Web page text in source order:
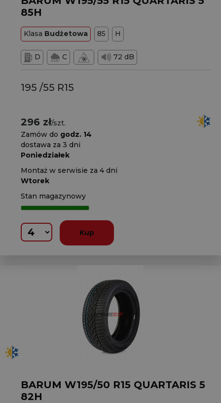
85H
Klasa Budżetowa 85 H
D C 72 dB
195 /55 R15
296 zł/szt.
Zamów do godz. 14
dostawa za 3 dni
Poniedziałek
Montaż w serwisie za 4 dni
Wtorek
Stan magazynowy
Kup
BARUM W195/50 R15 QUARTARIS 5
82H